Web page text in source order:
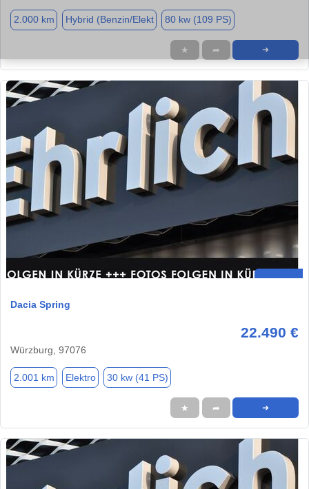
2.000 km Hybrid (Benzin/Elekt 80 kw (109 PS)
★ ➦ ➜
Dacia Spring
22.490 €
Würzburg, 97076
2.001 km Elektro 30 kw (41 PS)
★ ➦ ➜